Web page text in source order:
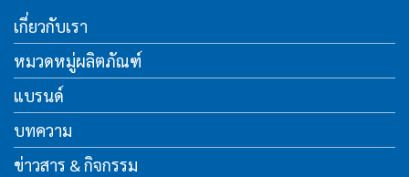
เกี่ยวกับเรา
หมวดหมู่ผลิตภัณฑ์
แบรนด์
บทความ
ข่าวสาร & กิจกรรม